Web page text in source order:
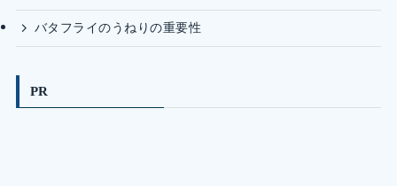
バタフライのうねりの重要性
PR